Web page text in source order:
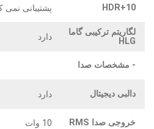
HDR+10 پشتیبانی نمی
لگاریتم ترکیبی گاما
HLG
دارد
- مشخصات صدا
دالبی دیجیتال دارد
خروجی صدا RMS 10 وات